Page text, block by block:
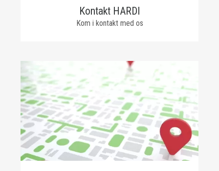
Kontakt HARDI
Kom i kontakt med os